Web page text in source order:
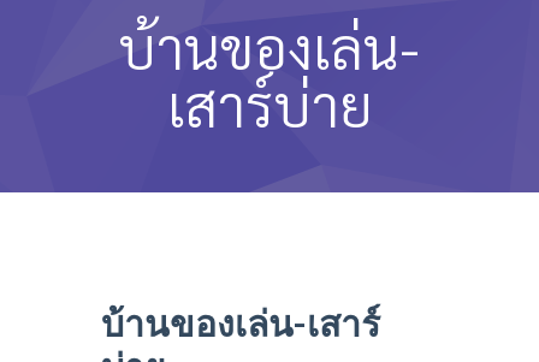
เกี่ยวกับเรา
หลักสูตรและการสอน
ความประทับใจ
บ้านของเล่น-
เสาร์บ่าย
บ้านของเล่น-เสาร์